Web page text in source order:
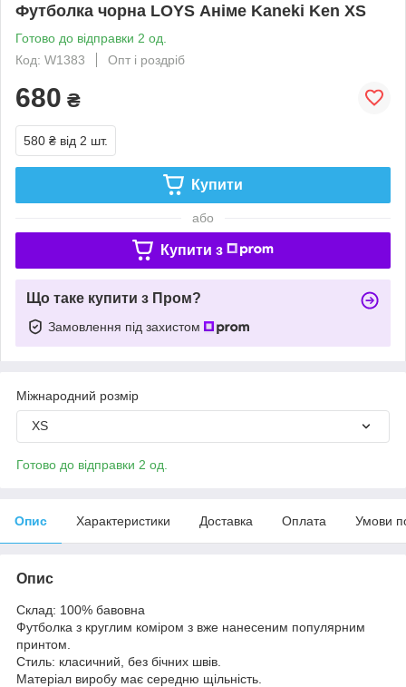
Футболка чорна LOYS Аніме Kaneki Ken XS
Готово до відправки 2 од.
Код: W1383
Опт і роздріб
680 ₴
580 ₴ від 2 шт.
Купити
або
Купити з
Що таке купити з Пром?
Замовлення під захистом
Міжнародний розмір
XS
Готово до відправки 2 од.
Опис Характеристики Доставка Оплата Умови
Опис
Склад: 100% бавовна
Футболка з круглим коміром з вже нанесеним популярним
принтом.
Стиль: класичний, без бічних швів.
Матеріал виробу має середню щільність.